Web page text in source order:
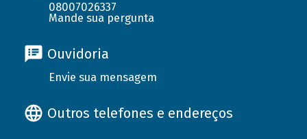
08007026337
Mande sua pergunta
Ouvidoria
Envie sua mensagem
Outros telefones e endereços